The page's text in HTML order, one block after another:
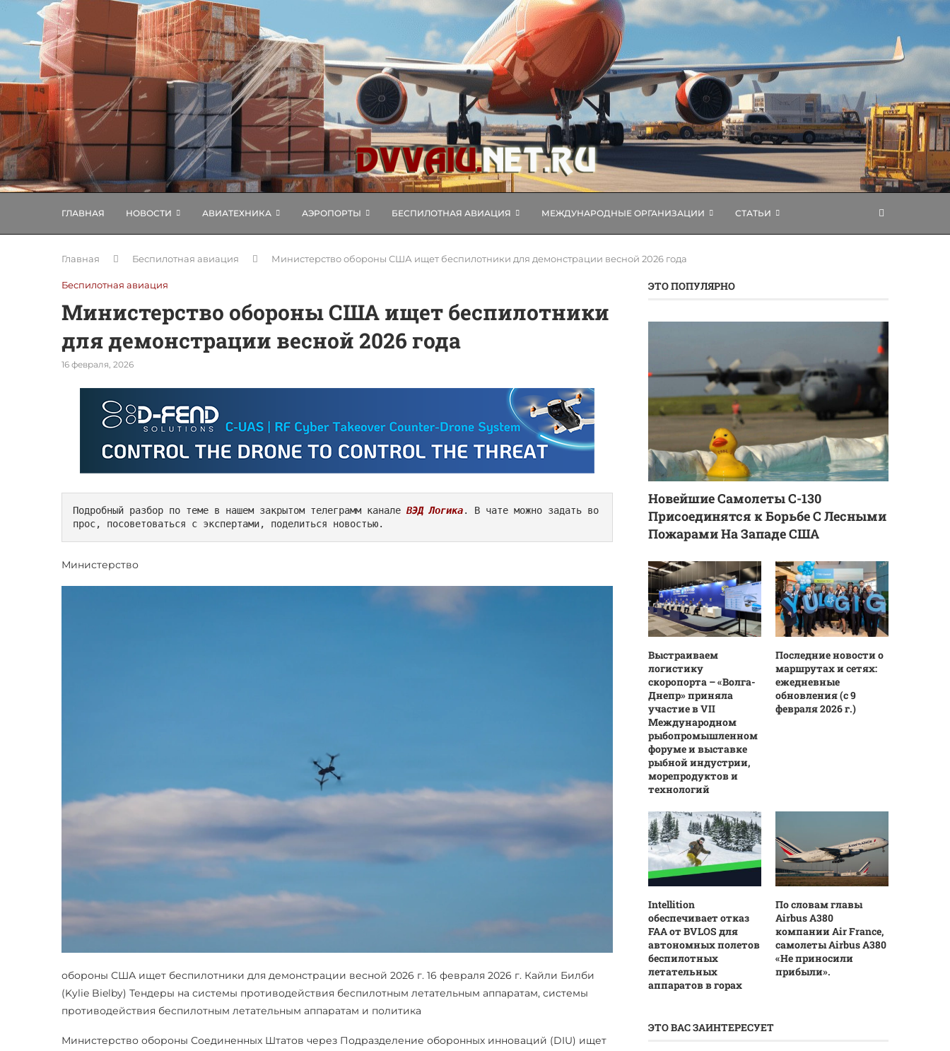
ГЛАВНАЯ НОВОСТИ АВИАТЕХНИКА АЭРОПОРТЫ БЕСПИЛОТНАЯ АВИАЦИЯ МЕЖДУНАРОДНЫЕ ОРГАНИЗАЦИИ СТАТЬИ
Главная Беспилотная авиация Министерство обороны США ищет беспилотники для демонстрации весной 2026 года
Беспилотная авиация
Министерство обороны США ищет беспилотники
для демонстрации весной 2026 года
16 февраля, 2026
Подробный разбор по теме в нашем закрытом телеграмм канале ВЭД Логика. В чате можно задать во
прос, посоветоваться с экспертами, поделиться новостью.
Министерство
обороны США ищет беспилотники для демонстрации весной 2026 г. 16 февраля 2026 г. Кайли Билби
(Kylie Bielby) Тендеры на системы противодействия беспилотным летательным аппаратам, системы
противодействия беспилотным летательным аппаратам и политика
Министерство обороны Соединенных Штатов через Подразделение оборонных инноваций (DIU) ищет
ЭТО ПОПУЛЯРНО
Новейшие Самолеты C-130
Присоединятся к Борьбе С Лесными
Пожарами На Западе США
Выстраиваем
логистику
скоропорта – «Волга-
Днепр» приняла
участие в VII
Международном
рыбопромышленном
форуме и выставке
рыбной индустрии,
морепродуктов и
технологий
Последние новости о
маршрутах и сетях:
ежедневные
обновления (с 9
февраля 2026 г.)
Intellition
обеспечивает отказ
FAA от BVLOS для
автономных полетов
беспилотных
летательных
аппаратов в горах
По словам главы
Airbus A380
компании Air France,
самолеты Airbus A380
«Не приносили
прибыли».
ЭТО ВАС ЗАИНТЕРЕСУЕТ